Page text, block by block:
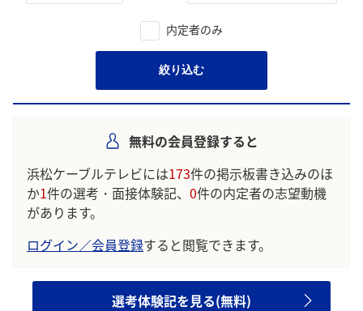
内定者のみ
絞り込む
無料の会員登録すると
浜松ケーブルテレビには173件の掲示板書き込みのほ
か1件の選考・面接体験記、 0件の内定者の志望動機
があります。
ログイン／会員登録すると閲覧できます。
選考体験記を見る(無料)